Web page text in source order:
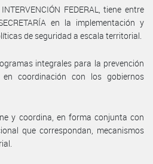
FEDERAL, tiene entre
en la implementación y
de seguridad a escala territorial.
integrales para la prevención
coordinación con los gobiernos
y coordina, en forma conjunta con
que correspondan, mecanismos